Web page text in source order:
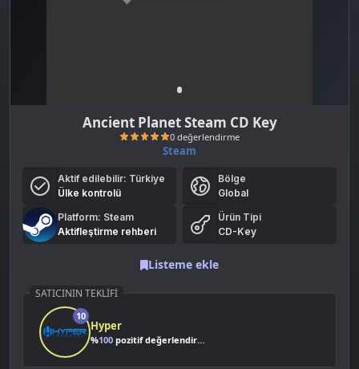
Ancient Planet Steam CD Key
0 değerlendirme
Steam
Aktif edilebilir: Türkiye
Ülke kontrolü
Bölge
Global
Platform: Steam
Aktifleştirme rehberi
Ürün Tipi
CD-Key
Listeme ekle
SATICININ TEKLIFI
10
Hyper
%100 pozitif değerlendirme